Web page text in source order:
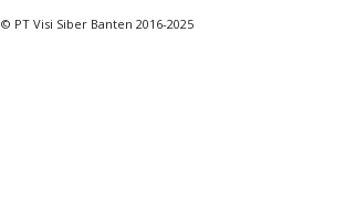
© PT Visi Siber Banten 2016-2025